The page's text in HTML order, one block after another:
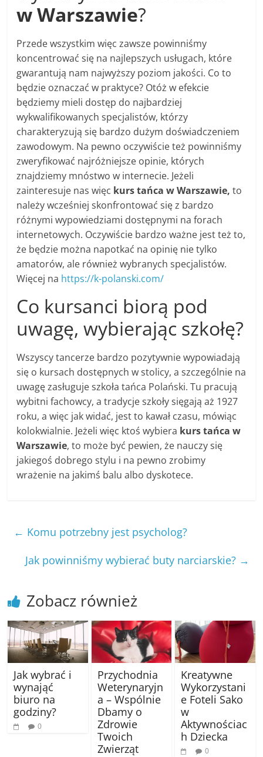
w Warszawie?
Przede wszystkim więc zawsze powinniśmy
koncentrować się na najlepszych usługach, które
gwarantują nam najwyższy poziom jakości. Co to
będzie oznaczać w praktyce? Otóż w efekcie
będziemy mieli dostęp do najbardziej
wykwalifikowanych specjalistów, którzy
charakteryzują się bardzo dużym doświadczeniem
zawodowym. Na pewno oczywiście też powinniśmy
zweryfikować najróżniejsze opinie, których
znajdziemy mnóstwo w internecie. Jeżeli
zainteresuje nas więc kurs tańca w Warszawie, to
należy wcześniej skonfrontować się z bardzo
różnymi wypowiedziami dostępnymi na forach
internetowych. Oczywiście bardzo ważne jest też to,
że będzie można napotkać na opinię nie tylko
amatorów, ale również wybranych specjalistów.
Więcej na https://k-polanski.com/
Co kursanci biorą pod
uwagę, wybierając szkołę?
Wszyscy tancerze bardzo pozytywnie wypowiadają
się o kursach dostępnych w stolicy, a szczególnie na
uwagę zasługuje szkoła tańca Polański. Tu pracują
wybitni fachowcy, a tradycje szkoły sięgają aż 1927
roku, a więc jak widać, jest to kawał czasu, mówiąc
kolokwialnie. Jeżeli więc ktoś wybiera kurs tańca w
Warszawie, to może być pewien, że nauczy się
jakiegoś dobrego stylu i na pewno zrobimy
wrażenie na jakimś balu albo dyskotece.
← Komu potrzebny jest psycholog?
Jak powinniśmy wybierać buty narciarskie? →
Zobacz również
Jak wybrać i
wynająć
biuro na
godziny?
0
Przychodnia
Weterynaryjn
a – Wspólnie
Dbamy o
Zdrowie
Twoich
Zwierząt
Kreatywne
Wykorzystani
e Foteli Sako
w
Aktywnościac
h Dziecka
0